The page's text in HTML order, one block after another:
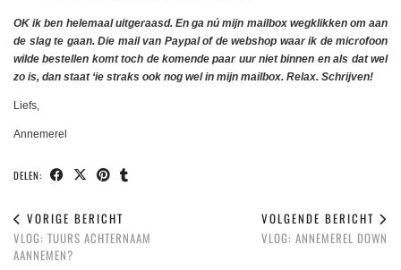
OK ik ben helemaal uitgeraasd. En ga nú mijn mailbox wegklikken om aan
de slag te gaan. Die mail van Paypal of de webshop waar ik de microfoon
wilde bestellen komt toch de komende paar uur niet binnen en als dat wel
zo is, dan staat ‘ie straks ook nog wel in mijn mailbox. Relax. Schrijven!
Liefs,
Annemerel
DELEN:
VORIGE BERICHT
VLOG: TUURS ACHTERNAAM
AANNEMEN?
VOLGENDE BERICHT
VLOG: ANNEMEREL DOWN